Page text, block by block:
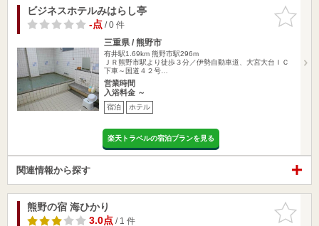
お気に入
りに追加
ビジネスホテルみはらし亭
-点/ 0 件
三重県 / 熊野市
有井駅1.69km 熊野市駅296m
ＪＲ熊野市駅より徒歩３分／伊勢自動車道、大宮大台ＩＣ
下車～国道４２号…
営業時間
入浴料金 ～
宿泊 ホテル
楽天トラベルの宿泊プランを見る
関連情報から探す
お気に入
りに追加
熊野の宿 海ひかり
3.0点/ 1 件